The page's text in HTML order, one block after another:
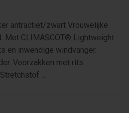
antractiet/zwart Vrouwelijke
Met CLIMASCOT® Lightweight
en inwendige windvanger.
Voorzakken met rits.
...